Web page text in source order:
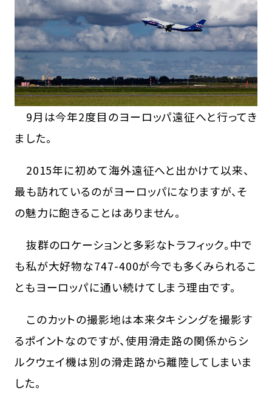
9月は今年2度目のヨーロッパ遠征へと行ってき
ました。
2015年に初めて海外遠征へと出かけて以来、
最も訪れているのがヨーロッパになりますが、そ
の魅力に飽きることはありません。
抜群のロケーションと多彩なトラフィック。中で
も私が大好物な747-400が今でも多くみられるこ
ともヨーロッパに通い続けてしまう理由です。
このカットの撮影地は本来タキシングを撮影す
るポイントなのですが、使用滑走路の関係からシ
ルクウェイ機は別の滑走路から離陸してしまいま
した。